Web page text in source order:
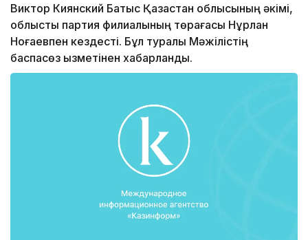
Виктор Киянский Батыс Қазақстан облысының әкімі,
облыстық партия филиалының төрағасы Нұрлан
Ноғаевпен кездесті. Бұл туралы Мәжілістің
баспасөз қызметінен хабарланды.